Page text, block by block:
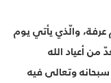
والّذي يأتي يوم
من أعياد الله
وتعالى فيه